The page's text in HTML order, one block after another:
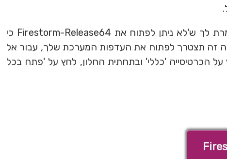
חָשׁוּב! ייתכן שתקבל הודעה שאומרת לך ש'לא ניתן לפתוח את Firestorm-Release64 כי
זה תצטרך לפתוח את העדפות המערכת שלך, עבור אל
הכרטיסייה 'כללי' ובתחתית החלון, לחץ על 'פתח בכל